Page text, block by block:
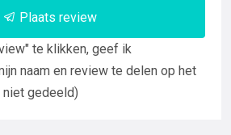
Plaats review
te klikken, geef ik
naam en review te delen op het
gedeeld)